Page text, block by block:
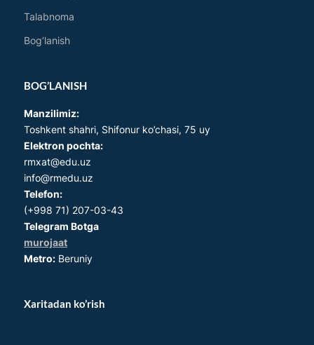
Talabnoma
Bog’lanish
BOG’LANISH
Manzilimiz:
Toshkent shahri, Shifonur ko’chasi, 75 uy
Elektron pochta:
rmxat@edu.uz
info@rmedu.uz
Telefon:
(+998 71) 207-03-43
Telegram Botga
murojaat
Metro: Beruniy
Xaritadan ko’rish